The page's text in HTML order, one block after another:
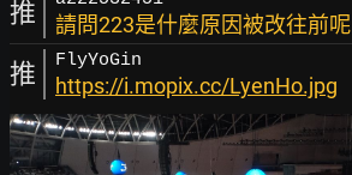
推 請問223是什麼原因被改往前呢
推 FlyYoGin
https://i.mopix.cc/LyenHo.jpg